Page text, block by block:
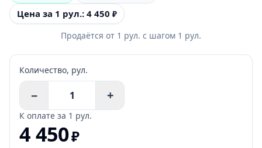
Цена за 1 рул.: 4 450 ₽
Продаётся от 1 рул. с шагом 1 рул.
Количество, рул.
− +
К оплате за 1 рул.
4 450₽